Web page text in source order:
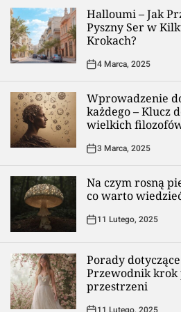
Halloumi – Jak
Pyszny Ser w
Krokach?
4 Marca, 2025
Wprowadzenie
każdego – Klucz
wielkich
3 Marca, 2025
Na czym rosną
co warto
11 Lutego, 2025
Porady
Przewodnik krok
przestrzeni